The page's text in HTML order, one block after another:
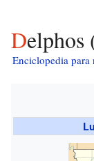
Enciclopedia para